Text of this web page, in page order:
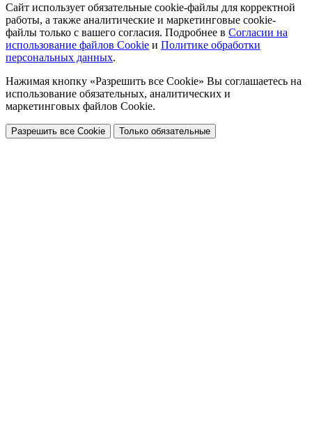
Сайт использует обязательные cookie-файлы для корректной
работы, а также аналитические и маркетинговые cookie-
файлы только с вашего согласия. Подробнее в Согласии на
использование файлов Cookie и Политике обработки
персональных данных.
Нажимая кнопку «Разрешить все Cookie» Вы соглашаетесь на
использование обязательных, аналитических и
маркетинговых файлов Cookie.
Разрешить все Cookie Только обязательные